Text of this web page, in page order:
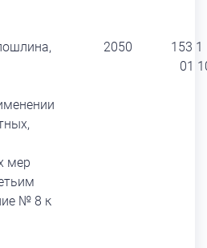
мер
№ 8 к
2050
153 1
01